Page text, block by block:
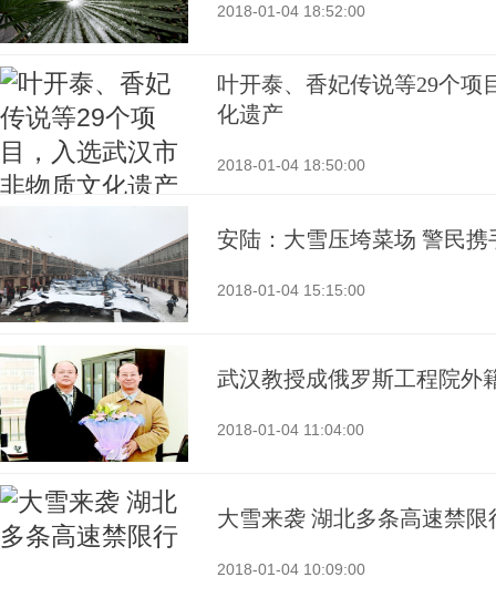
2018-01-04 18:52:00
叶开泰、香妃传说等29个项
化遗产
2018-01-04 18:50:00
安陆：大雪压垮菜场 警民携
2018-01-04 15:15:00
武汉教授成俄罗斯工程院外
2018-01-04 11:04:00
大雪来袭 湖北多条高速禁限
2018-01-04 10:09:00